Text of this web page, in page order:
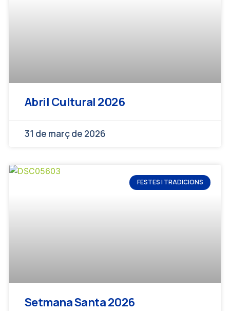
Abril Cultural 2026
31 de març de 2026
FESTES I TRADICIONS
Setmana Santa 2026